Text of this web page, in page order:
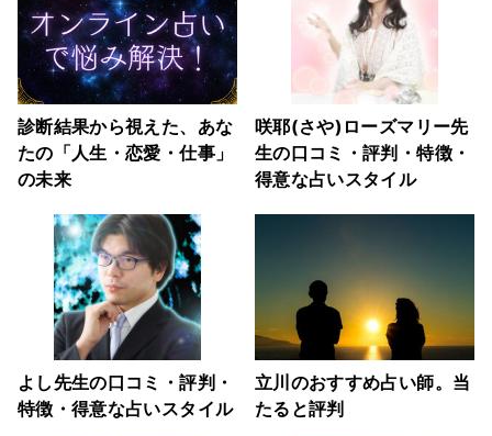
診断結果から視えた、あな
たの「人生・恋愛・仕事」
の未来
咲耶(さや)ローズマリー先
生の口コミ・評判・特徴・
得意な占いスタイル
よし先生の口コミ・評判・
特徴・得意な占いスタイル
立川のおすすめ占い師。当
たると評判